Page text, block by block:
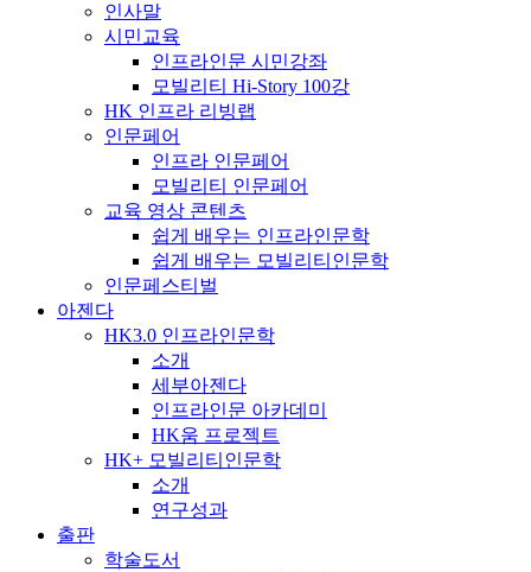
인사말
시민교육
인프라인문 시민강좌
모빌리티 Hi-Story 100강
HK 인프라 리빙랩
인문페어
인프라 인문페어
모빌리티 인문페어
교육 영상 콘텐츠
쉽게 배우는 인프라인문학
쉽게 배우는 모빌리티인문학
인문페스티벌
아젠다
HK3.0 인프라인문학
소개
세부아젠다
인프라인문 아카데미
HK움 프로젝트
HK+ 모빌리티인문학
소개
연구성과
출판
학술도서